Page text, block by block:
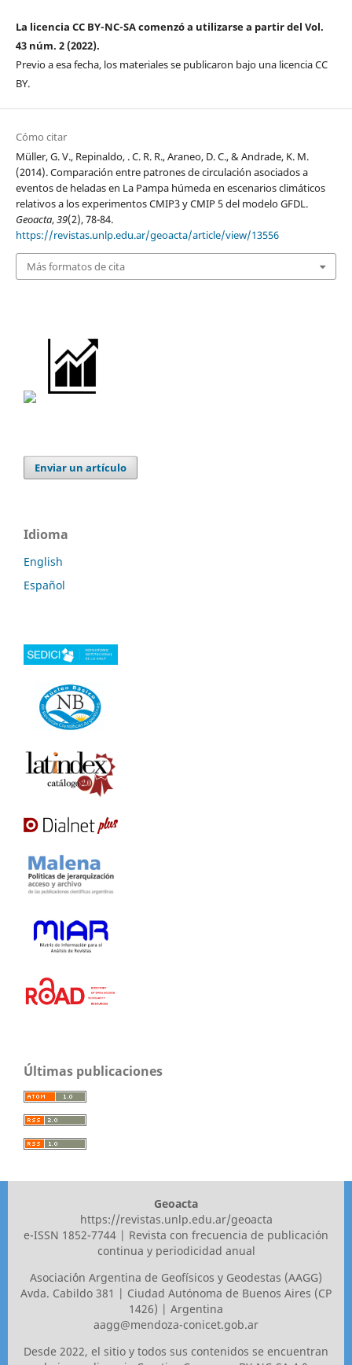
La licencia CC BY-NC-SA comenzó a utilizarse a partir del Vol.
43 núm. 2 (2022).
Previo a esa fecha, los materiales se publicaron bajo una licencia CC
BY.
Cómo citar
Müller, G. V., Repinaldo, . C. R. R., Araneo, D. C., & Andrade, K. M.
(2014). Comparación entre patrones de circulación asociados a
eventos de heladas en La Pampa húmeda en escenarios climáticos
relativos a los experimentos CMIP3 y CMIP 5 del modelo GFDL.
Geoacta,39(2), 78-84.
https://revistas.unlp.edu.ar/geoacta/article/view/13556
Más formatos de cita
Enviar un artículo
Idioma
English
Español
Últimas publicaciones
Geoacta
https://revistas.unlp.edu.ar/geoacta
e-ISSN 1852-7744 | Revista con frecuencia de publicación
continua y periodicidad anual
Asociaci´ón Argentina de Geofísicos y Geodestas (AAGG)
Avda. Cabildo 381 | Ciudad Autónoma de Buenos Aires (CP
1426) | Argentina
aagg@mendoza-conicet.gob.ar
Desde 2022, el sitio y todos sus contenidos se encuentran